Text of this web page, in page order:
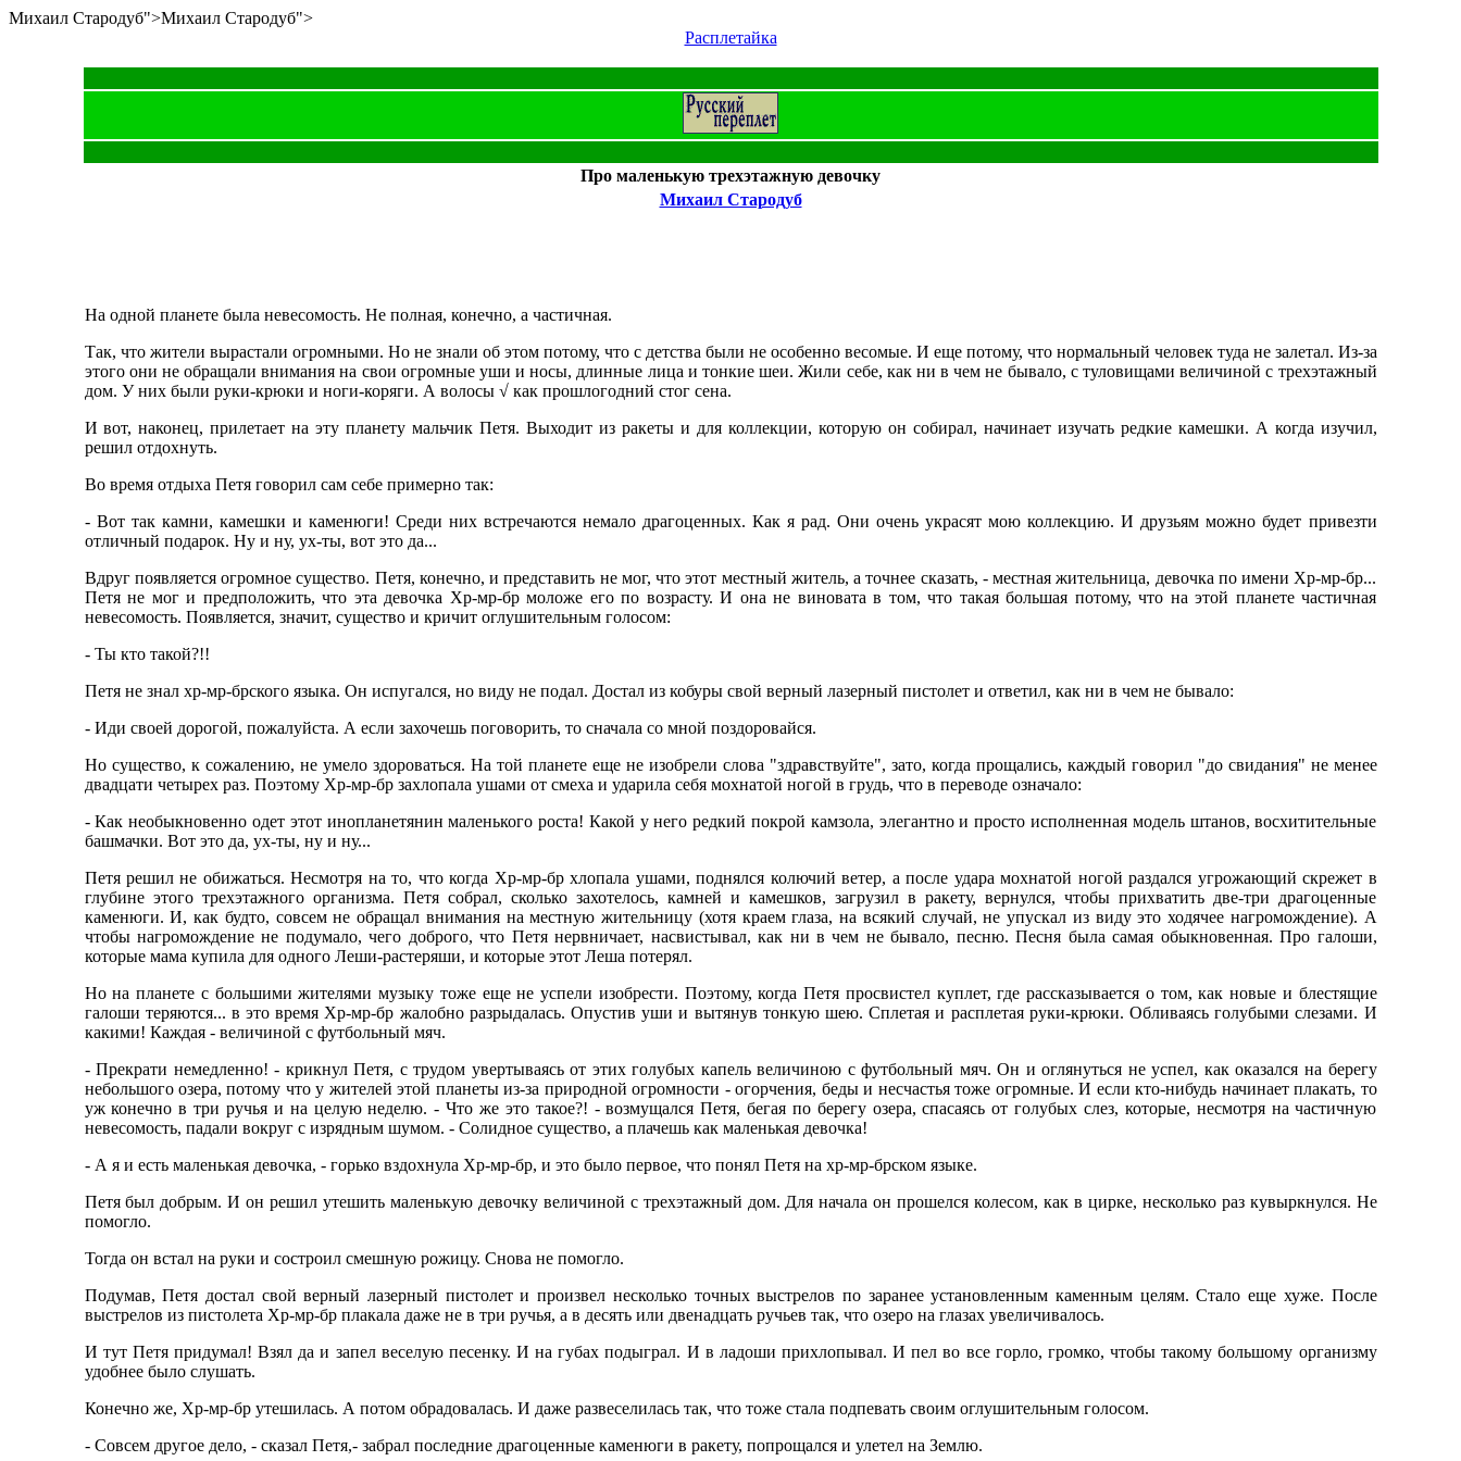
Михаил Стародуб">Михаил Стародуб">
Расплетайка
Про маленькую трехэтажную девочку
Михаил Стародуб
На одной планете была невесомость. Не полная, конечно, а частичная.
Так, что жители вырастали огромными. Но не знали об этом потому, что с детства были не особенно весомые. И еще потому, что нормальный человек туда не залетал. Из-за
этого они не обращали внимания на свои огромные уши и носы, длинные лица и тонкие шеи. Жили себе, как ни в чем не бывало, с туловищами величиной с трехэтажный
дом. У них были руки-крюки и ноги-коряги. А волосы √ как прошлогодний стог сена.
И вот, наконец, прилетает на эту планету мальчик Петя. Выходит из ракеты и для коллекции, которую он собирал, начинает изучать редкие камешки. А когда изучил,
решил отдохнуть.
Во время отдыха Петя говорил сам себе примерно так:
- Вот так камни, камешки и каменюги! Среди них встречаются немало драгоценных. Как я рад. Они очень украсят мою коллекцию. И друзьям можно будет привезти
отличный подарок. Ну и ну, ух-ты, вот это да...
Вдруг появляется огромное существо. Петя, конечно, и представить не мог, что этот местный житель, а точнее сказать, - местная жительница, девочка по имени Хр-мр-бр...
Петя не мог и предположить, что эта девочка Хр-мр-бр моложе его по возрасту. И она не виновата в том, что такая большая потому, что на этой планете частичная
невесомость. Появляется, значит, существо и кричит оглушительным голосом:
- Ты кто такой?!!
Петя не знал хр-мр-брского языка. Он испугался, но виду не подал. Достал из кобуры свой верный лазерный пистолет и ответил, как ни в чем не бывало:
- Иди своей дорогой, пожалуйста. А если захочешь поговорить, то сначала со мной поздоровайся.
Но существо, к сожалению, не умело здороваться. На той планете еще не изобрели слова "здравствуйте", зато, когда прощались, каждый говорил "до свидания" не менее
двадцати четырех раз. Поэтому Хр-мр-бр захлопала ушами от смеха и ударила себя мохнатой ногой в грудь, что в переводе означало:
- Как необыкновенно одет этот инопланетянин маленького роста! Какой у него редкий покрой камзола, элегантно и просто исполненная модель штанов, восхитительные
башмачки. Вот это да, ух-ты, ну и ну...
Петя решил не обижаться. Несмотря на то, что когда Хр-мр-бр хлопала ушами, поднялся колючий ветер, а после удара мохнатой ногой раздался угрожающий скрежет в
глубине этого трехэтажного организма. Петя собрал, сколько захотелось, камней и камешков, загрузил в ракету, вернулся, чтобы прихватить две-три драгоценные
каменюги. И, как будто, совсем не обращал внимания на местную жительницу (хотя краем глаза, на всякий случай, не упускал из виду это ходячее нагромождение). А
чтобы нагромождение не подумало, чего доброго, что Петя нервничает, насвистывал, как ни в чем не бывало, песню. Песня была самая обыкновенная. Про галоши,
которые мама купила для одного Леши-растеряши, и которые этот Леша потерял.
Но на планете с большими жителями музыку тоже еще не успели изобрести. Поэтому, когда Петя просвистел куплет, где рассказывается о том, как новые и блестящие
галоши теряются... в это время Хр-мр-бр жалобно разрыдалась. Опустив уши и вытянув тонкую шею. Сплетая и расплетая руки-крюки. Обливаясь голубыми слезами. И
какими! Каждая - величиной с футбольный мяч.
- Прекрати немедленно! - крикнул Петя, с трудом увертываясь от этих голубых капель величиною с футбольный мяч. Он и оглянуться не успел, как оказался на берегу
небольшого озера, потому что у жителей этой планеты из-за природной огромности - огорчения, беды и несчастья тоже огромные. И если кто-нибудь начинает плакать, то
уж конечно в три ручья и на целую неделю. - Что же это такое?! - возмущался Петя, бегая по берегу озера, спасаясь от голубых слез, которые, несмотря на частичную
невесомость, падали вокруг с изрядным шумом. - Солидное существо, а плачешь как маленькая девочка!
- А я и есть маленькая девочка, - горько вздохнула Хр-мр-бр, и это было первое, что понял Петя на хр-мр-брском языке.
Петя был добрым. И он решил утешить маленькую девочку величиной с трехэтажный дом. Для начала он прошелся колесом, как в цирке, несколько раз кувыркнулся. Не
помогло.
Тогда он встал на руки и состроил смешную рожицу. Снова не помогло.
Подумав, Петя достал свой верный лазерный пистолет и произвел несколько точных выстрелов по заранее установленным каменным целям. Стало еще хуже. После
выстрелов из пистолета Хр-мр-бр плакала даже не в три ручья, а в десять или двенадцать ручьев так, что озеро на глазах увеличивалось.
И тут Петя придумал! Взял да и запел веселую песенку. И на губах подыграл. И в ладоши прихлопывал. И пел во все горло, громко, чтобы такому большому организму
удобнее было слушать.
Конечно же, Хр-мр-бр утешилась. А потом обрадовалась. И даже развеселилась так, что тоже стала подпевать своим оглушительным голосом.
- Совсем другое дело, - сказал Петя,- забрал последние драгоценные каменюги в ракету, попрощался и улетел на Землю.